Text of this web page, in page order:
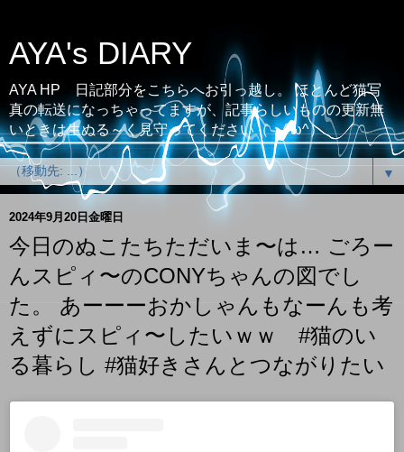
AYA's DIARY
AYA HP 日記部分をこちらへお引っ越し。 ほとんど猫写
真の転送になっちゃってますが、記事らしいものの更新無
いときは生ぬる～く見守ってください（；^ω^）
▼
2024年9月20日金曜日
今日のぬこたちただいま〜は… ごろー
んスピィ〜のCONYちゃんの図でし
た。 あーーーおかしゃんもなーんも考
えずにスピィ〜したいｗｗ #猫のい
る暮らし #猫好きさんとつながりたい